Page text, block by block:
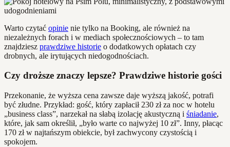
Warto czytać opinie nie tylko na Booking, ale również na
niezależnych forach i w mediach społecznościowych – to tam
znajdziesz prawdziwe historie o dodatkowych opłatach czy
drobnych, ale irytujących niedogodnościach.
Czy droższe znaczy lepsze? Prawdziwe historie gości
Przekonanie, że wyższa cena zawsze daje wyższą jakość, potrafi
być złudne. Przykład: gość, który zapłacił 230 zł za noc w hotelu
„business class”, narzekał na słabą izolację akustyczną i śniadanie,
które, jak sam określił, „było warte co najwyżej 10 zł”. Inny, płacąc
170 zł w najtańszym obiekcie, był zachwycony czystością i
spokojem.